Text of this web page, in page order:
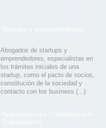
Abogados de startups y
emprendedores, especialistas en
los trámites iniciales de una
startup, como el pacto de socios,
constitución de la sociedad y
contacto con los business (...)